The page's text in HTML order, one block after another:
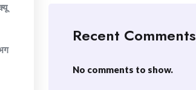
Recent Comments
No comments to show.